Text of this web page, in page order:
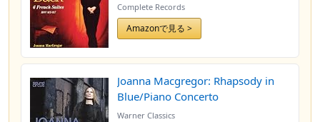
Complete Records
Amazonで見る >
Joanna Macgregor: Rhapsody in
Blue/Piano Concerto
Warner Classics